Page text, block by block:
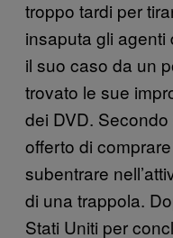
troppo tardi per
insaputa gli agenti
il suo caso da un
trovato le sue
dei DVD.
offerto di
subentrare
di una trappola.
Stati Uniti per